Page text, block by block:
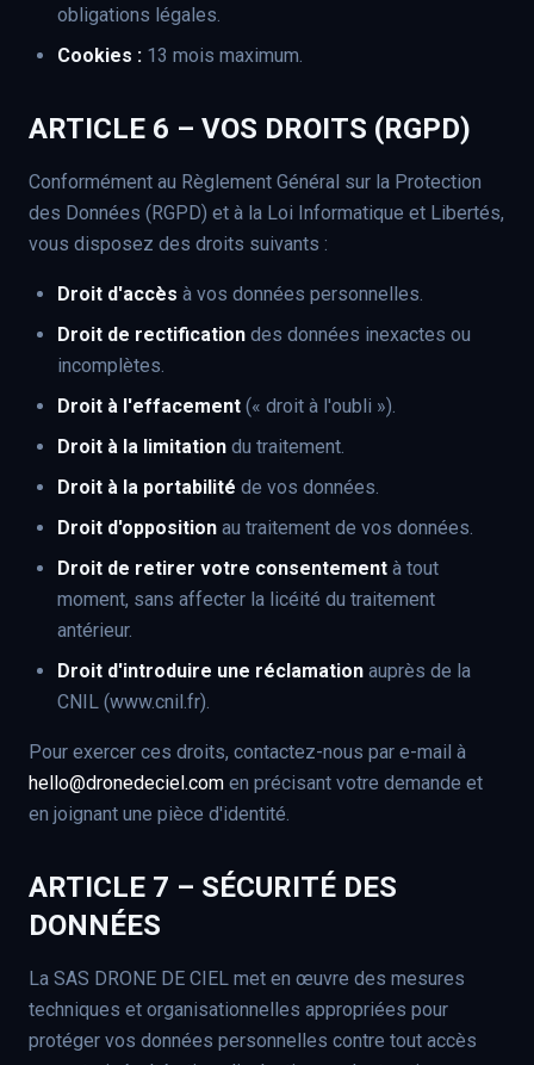
obligations légales.
Cookies : 13 mois maximum.
ARTICLE 6 – VOS DROITS (RGPD)
Conformément au Règlement Général sur la Protection
des Données (RGPD) et à la Loi Informatique et Libertés,
vous disposez des droits suivants :
Droit d'accès à vos données personnelles.
Droit de rectification des données inexactes ou
incomplètes.
Droit à l'effacement (« droit à l'oubli »).
Droit à la limitation du traitement.
Droit à la portabilité de vos données.
Droit d'opposition au traitement de vos données.
Droit de retirer votre consentement à tout
moment, sans affecter la licéité du traitement
antérieur.
Droit d'introduire une réclamation auprès de la
CNIL (www.cnil.fr).
Pour exercer ces droits, contactez-nous par e-mail à
hello@dronedeciel.com en précisant votre demande et
en joignant une pièce d'identité.
ARTICLE 7 – SÉCURITÉ DES
DONNÉES
La SAS DRONE DE CIEL met en œuvre des mesures
techniques et organisationnelles appropriées pour
protéger vos données personnelles contre tout accès